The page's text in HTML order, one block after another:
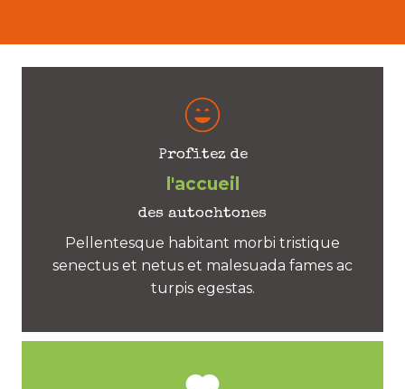
Profitez de
l'accueil
des autochtones
Pellentesque habitant morbi tristique
senectus et netus et malesuada fames ac
turpis egestas.